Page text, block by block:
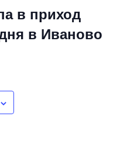
в приход
в Иваново